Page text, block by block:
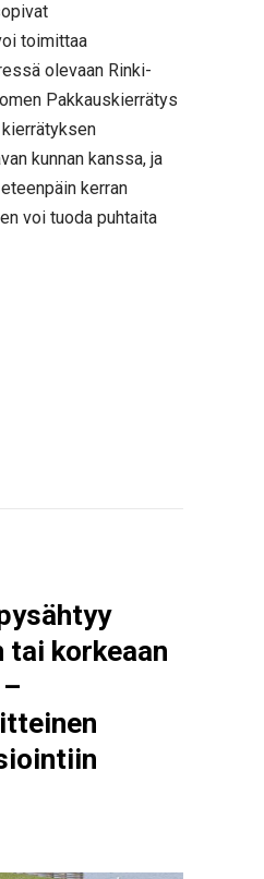
toimittaa
olevaan Rinki-
Pakkauskierrätys
kunnan kanssa, ja
kerran
voi tuoda puhtaita
tai korkeaan